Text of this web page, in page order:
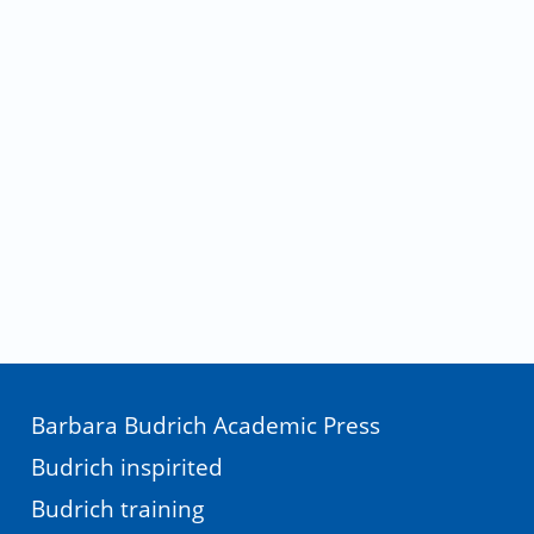
Barbara Budrich Academic Press
Budrich inspirited
Budrich training